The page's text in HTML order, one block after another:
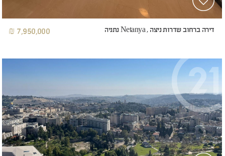
דירה ברחוב שדרות ניצה , Netanya נתניה 7,950,000 ₪